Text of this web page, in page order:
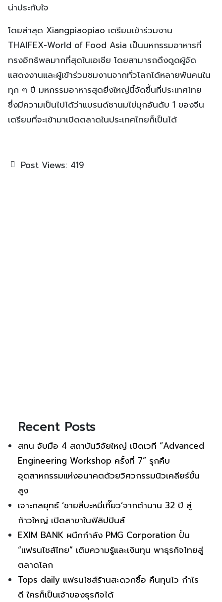
น่าประทับใจ
โดยล่าสุด Xiangpiaopiao เตรียมเข้าร่วมงาน
THAIFEX-World of Food Asia เป็นมหกรรมอาหารที่
ทรงอิทธิพลมากที่สุดในเอเชีย โดยสามารถดึงดูดผู้จัด
แสดงงานและผู้เข้าร่วมชมงานจากทั่วโลกได้หลายพันคนใน
ทุก ๆ ปี มหกรรมอาหารสุดยิ่งใหญ่นี้จัดขึ้นที่ประเทศไทย
ซึ่งมีความเป็นไปได้ว่าแบรนด์ชานมไข่มุกอันดับ 1 ของจีน
เตรียมที่จะเข้ามาเปิดตลาดในประเทศไทยก็เป็นได้
Post Views: 419
Recent Posts
สทน จับมือ 4 สถาบันวิจัยใหญ่ เปิดเวที “Advanced
Engineering Workshop ครั้งที่ 7” รุกคืบ
อุตสาหกรรมแห่งอนาคตด้วยวิศวกรรมนิวเคลียร์ขั้น
สูง
เจาะกลยุทธ์ ‘ชายสี่บะหมี่เกี๊ยว’จากตำนาน 32 ปี สู่
ก้าวใหญ่ เปิดสาขาในฟิลิปปินส์
EXIM BANK ผนึกกำลัง PMG Corporation ปั้น
“แฟรนไชส์ไทย” เติมความรู้และเงินทุน พาธุรกิจไทยสู่
ตลาดโลก
Tops daily แฟรนไชส์ร้านสะดวกซื้อ คืนทุนไว กำไร
ดี ใครก็เป็นเจ้าของธุรกิจได้